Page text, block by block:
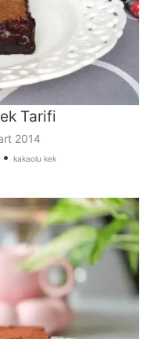
Tarifi
2014
kakaolu kek